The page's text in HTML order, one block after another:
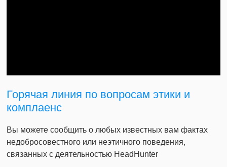
Горячая линия по вопросам этики и
комплаенс
Вы можете сообщить о любых известных вам фактах
недобросовестного или неэтичного поведения,
связанных с деятельностью HeadHunter